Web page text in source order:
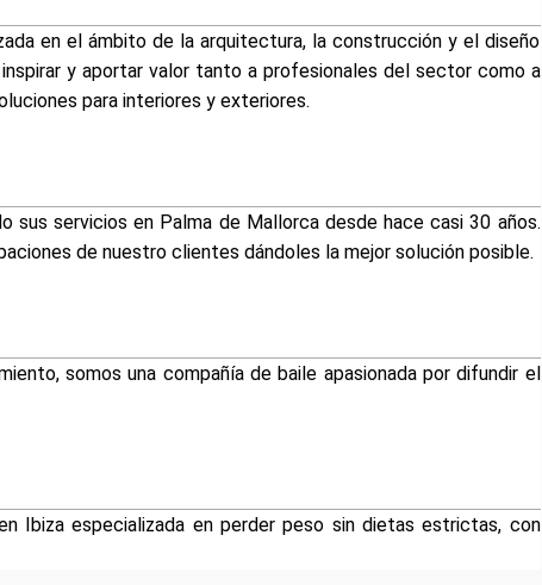
en el ámbito de la arquitectura, la construcción y el diseño
y aportar valor tanto a profesionales del sector como a
para interiores y exteriores.
sus servicios en Palma de Mallorca desde hace casi 30 años.
de nuestro clientes dándoles la mejor solución posible.
somos una compañía de baile apasionada por difundir el
Ibiza especializada en perder peso sin dietas estrictas, con